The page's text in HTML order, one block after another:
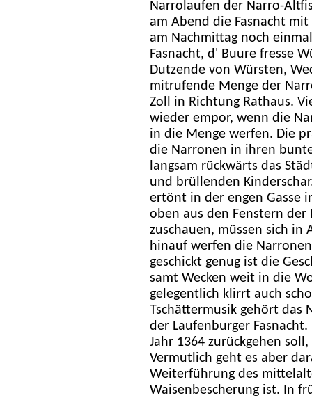
Narrolaufen der Narro-
am Abend die Fasnacht
am Nachmittag noch
Fasnacht, d' Buure fresse
Dutzende von Würsten,
mitrufende Menge der
Zoll in Richtung Rathaus.
wieder empor, wenn die
in die Menge werfen. Die
die Narronen in ihren
langsam rückwärts das
und brüllenden
ertönt in der engen Gasse
oben aus den Fenstern der
zuschauen, müssen sich in
hinauf werfen die
geschickt genug ist die
samt Wecken weit in die
gelegentlich klirrt auch
Tschättermusik gehört das
der Laufenburger
Jahr 1364 zurückgehen
Vermutlich geht es aber
Weiterführung des
Waisenbescherung ist. In